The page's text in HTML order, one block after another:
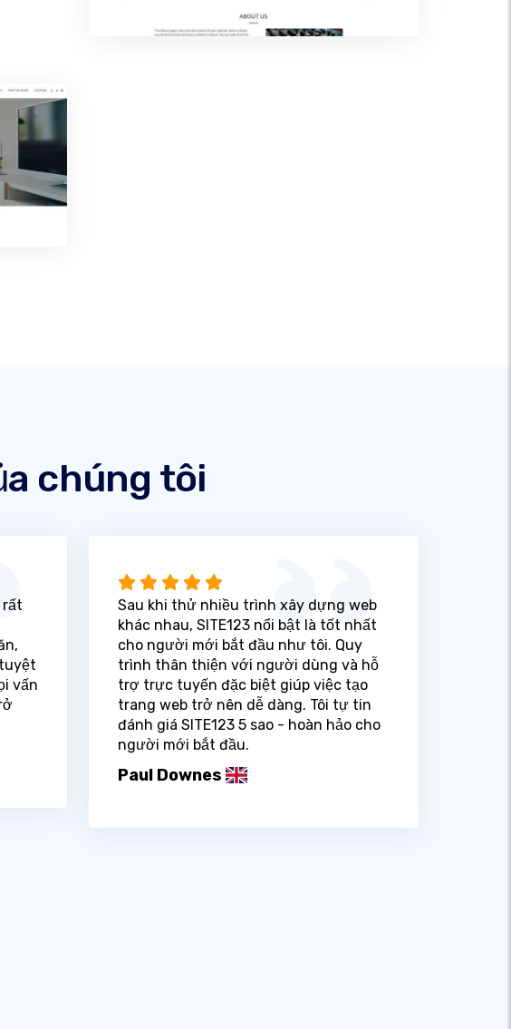
chúng tôi
rất
vấn
Sau khi thử nhiều trình xây dựng web
khác nhau, SITE123 nổi bật là tốt nhất
cho người mới bắt đầu như tôi. Quy
trình thân thiện với người dùng và hỗ
trợ trực tuyến đặc biệt giúp việc tạo
trang web trở nên dễ dàng. Tôi tự tin
đánh giá SITE123 5 sao - hoàn hảo cho
người mới bắt đầu.
Paul Downes